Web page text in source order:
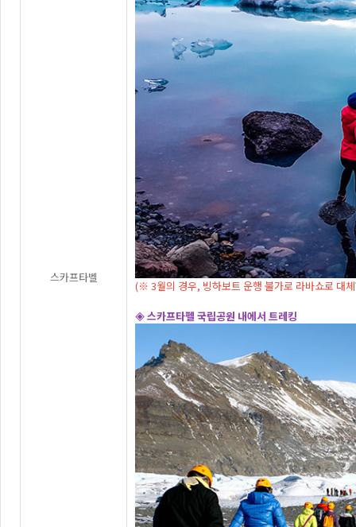
스카프타벨
(※ 3월의 경우, 빙하보트 운행 불가로 라바쇼로 대
◈ 스카프타펠 국립공원 내에서 트레킹